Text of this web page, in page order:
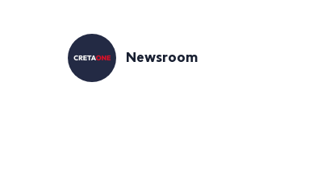
Newsroom